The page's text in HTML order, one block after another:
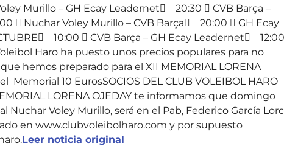
Murillo – GH Ecay Leadernet 20:30  CVB Barça –
 Nuchar Voley Murillo – CVB Barça 20:00  GH Ecay
10:00  CVB Barça – GH Ecay Leadernet
Haro ha puesto unos precios populares para no
hemos preparado para el XII MEMORIAL LORENA
10 EurosSOCIOS DEL CLUB VOLEIBOL HARO
LORENA OJEDAY te informamos que domingo
Voley Murillo, será en el Pab, Federico García
en www.clubvoleibolharo.com y por supuesto
Leer noticia original